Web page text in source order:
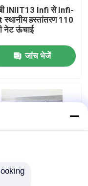
INIIT13 Infi से Infi-
स्थानीय हस्तांतरण 110
नेट ऊंचाई
जांच भेजें